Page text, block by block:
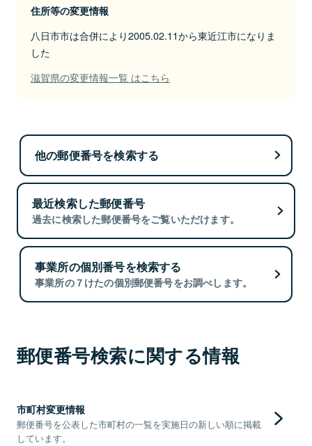
住所等の変更情報
八日市市は合併により2005.02.11から東近江市になりま
した
滋賀県の変更情報一覧 はこちら
他の郵便番号を検索する
最近検索した郵便番号
過去に検索した郵便番号をご覧いただけます。
事業所の個別番号を検索する
事業所の７けたの個別郵便番号をお調べします。
郵便番号検索に関する情報
市町村変更情報
郵便番号を公表した市町村の一覧を実施日の新しい順に掲載
しています。